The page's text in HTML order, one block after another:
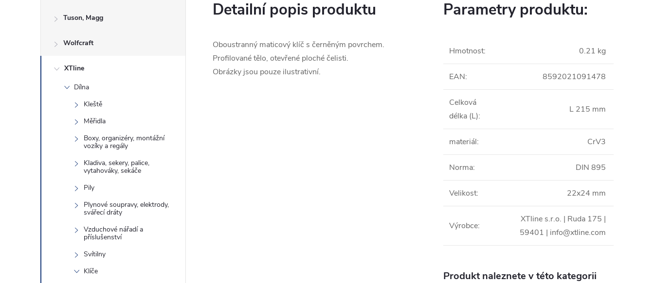
Tuson, Magg
Wolfcraft
XTline
Dílna
Kleště
Měřidla
Boxy, organizéry, montážní
vozíky a regály
Kladiva, sekery, palice,
vytahováky, sekáče
Pily
Plynové soupravy, elektrody,
svářecí dráty
Vzduchové nářadí a
příslušenství
Svítilny
Klíče
Detailní popis produktu
Oboustranný maticový klíč s černěným povrchem.
Profilované tělo, otevřené ploché čelisti.
Obrázky jsou pouze ilustrativní.
Parametry produktu:
Hmotnost: 0.21 kg
EAN: 8592021091478
Celková
délka (L):
L 215 mm
materiál: CrV3
Norma: DIN 895
Velikost: 22x24 mm
Výrobce:
XTline s.r.o. | Ruda 175 |
59401 | info@xtline.com
Produkt naleznete v této kategorii